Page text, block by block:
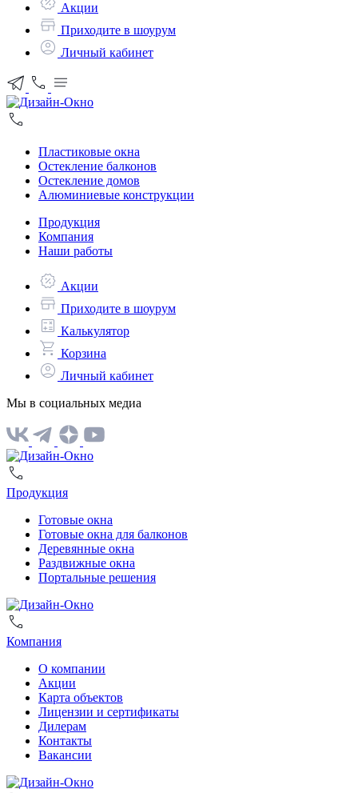
Акции
Приходите в шоурум
Личный кабинет
Пластиковые окна
Остекление балконов
Остекление домов
Алюминиевые конструкции
Продукция
Компания
Наши работы
Акции
Приходите в шоурум
Калькулятор
Корзина
Личный кабинет
Мы в социальных медиа
Продукция
Готовые окна
Готовые окна для балконов
Деревянные окна
Раздвижные окна
Портальные решения
Компания
О компании
Акции
Карта объектов
Лицензии и сертификаты
Дилерам
Контакты
Вакансии